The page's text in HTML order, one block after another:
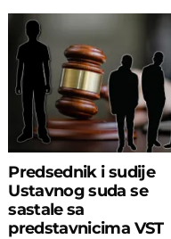
Predsednik i sudije
Ustavnog suda se
sastale sa
predstavnicima VST